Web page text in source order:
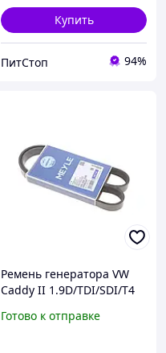
Купить
ПитСтоп 94%
Ремень генератора VW
Caddy II 1.9D/TDI/SDI/T4
Готово к отправке